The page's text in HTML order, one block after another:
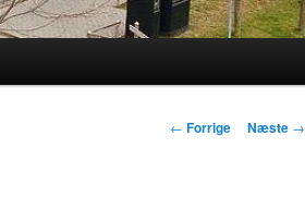
Indlægsnavigation
← Forrige Næste →